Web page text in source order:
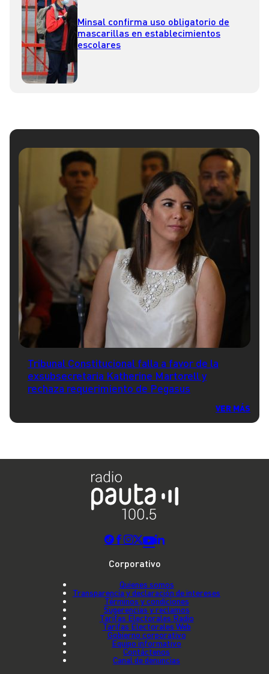
Minsal confirma uso obligatorio de
mascarillas en establecimientos
escolares
Tribunal Constitucional falla a favor de la
exsubsecretaria Katherine Martorell y
rechaza requerimiento de Pegasus
VER MÁS
Corporativo
Quienes somos
Transparencia y declaración de intereses
Términos y condiciones
Sugerencias y reclamos
Tarifas Electorales Radio
Tarifas Electorales Web
Gobierno corporativo
Equipo informativo
Contáctenos
Canal de denuncias